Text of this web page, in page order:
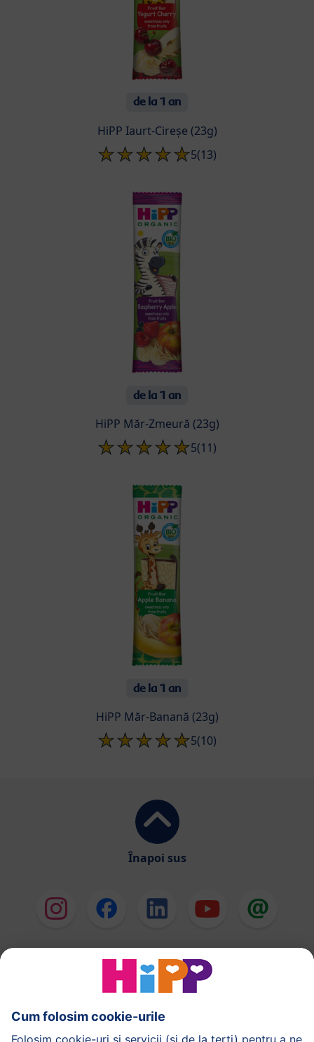
de la 1 an
HiPP Iaurt-Cireșe (23g)
5(13)
de la 1 an
HiPP Măr-Zmeură (23g)
5(11)
de la 1 an
HiPP Măr-Banană (23g)
5(10)
Înapoi sus
HiPP Hrană pentru sugari
HiPP Hrană pentru copii mici
HiPP Îngrijirea pielii
HiPP Sarcină